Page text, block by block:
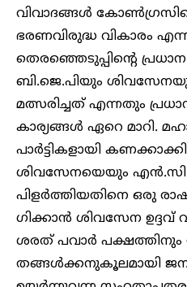
വിവാദങ്ങൾ
ഭരണവിരുദ്ധ വികാരം
തെരഞ്ഞെടുപ്പിന്റെ
ബി.ജെ.പിയും
മത്സരിച്ചത് എന്നതും
കാര്യങ്ങൾ ഏറെ മാറി.
പാർട്ടികളായി
ശിവസേനയെയും
പിളർത്തിയതിനെ ഒരു
ഗിക്കാൻ ശിവസേന ഉദ്ദവ്
ശരത് പവാർ പക്ഷത്തിനും
തങ്ങൾക്കനുകൂലമായി